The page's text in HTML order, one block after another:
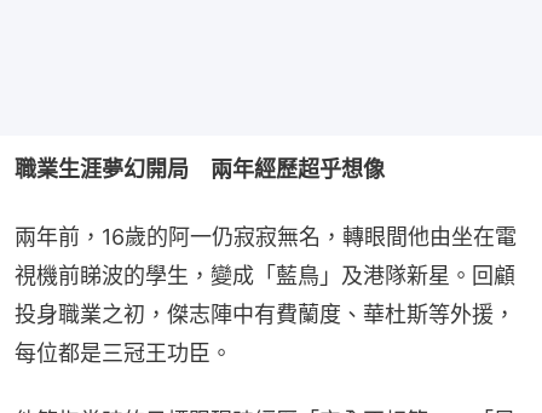
職業生涯夢幻開局　兩年經歷超乎想像
兩年前，16歲的阿一仍寂寂無名，轉眼間他由坐在電
視機前睇波的學生，變成「藍鳥」及港隊新星。回顧
投身職業之初，傑志陣中有費蘭度、華杜斯等外援，
每位都是三冠王功臣。